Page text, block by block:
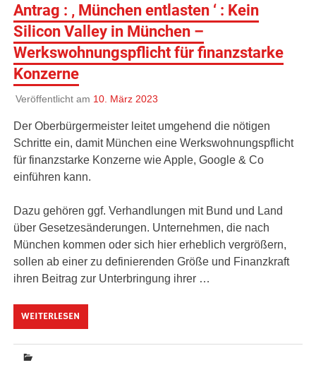
Antrag : ‚ München entlasten ‘ : Kein
Silicon Valley in München –
Werkswohnungspflicht für finanzstarke
Konzerne
Veröffentlicht am 10. März 2023
Der Oberbürgermeister leitet umgehend die nötigen
Schritte ein, damit München eine Werkswohnungspflicht
für finanzstarke Konzerne wie Apple, Google & Co
einführen kann.
Dazu gehören ggf. Verhandlungen mit Bund und Land
über Gesetzesänderungen. Unternehmen, die nach
München kommen oder sich hier erheblich vergrößern,
sollen ab einer zu definierenden Größe und Finanzkraft
ihren Beitrag zur Unterbringung ihrer …
WEITERLESEN